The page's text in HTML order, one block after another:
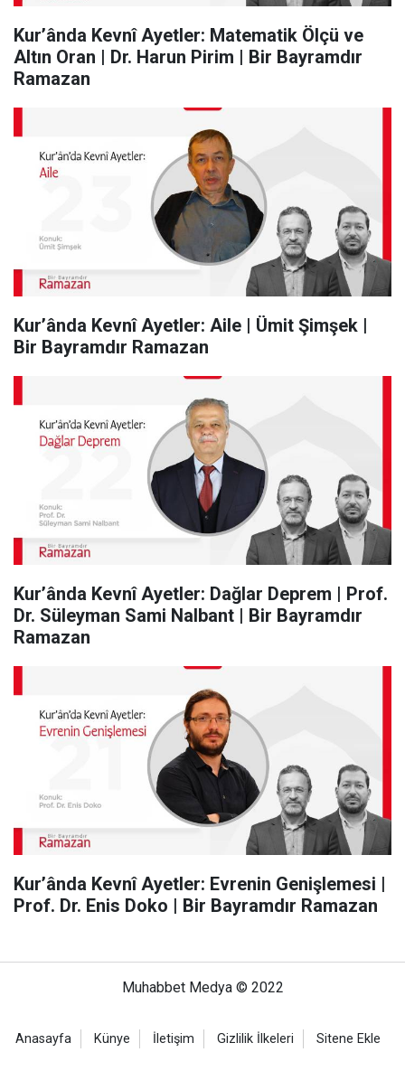
Kur’ânda Kevnî Ayetler: Matematik Ölçü ve
Altın Oran | Dr. Harun Pirim | Bir Bayramdır
Ramazan
Kur’ânda Kevnî Ayetler: Aile | Ümit Şimşek |
Bir Bayramdır Ramazan
Kur’ânda Kevnî Ayetler: Dağlar Deprem | Prof.
Dr. Süleyman Sami Nalbant | Bir Bayramdır
Ramazan
Kur’ânda Kevnî Ayetler: Evrenin Genişlemesi |
Prof. Dr. Enis Doko | Bir Bayramdır Ramazan
Muhabbet Medya © 2022
Anasayfa Künye İletişim Gizlilik İlkeleri Sitene Ekle